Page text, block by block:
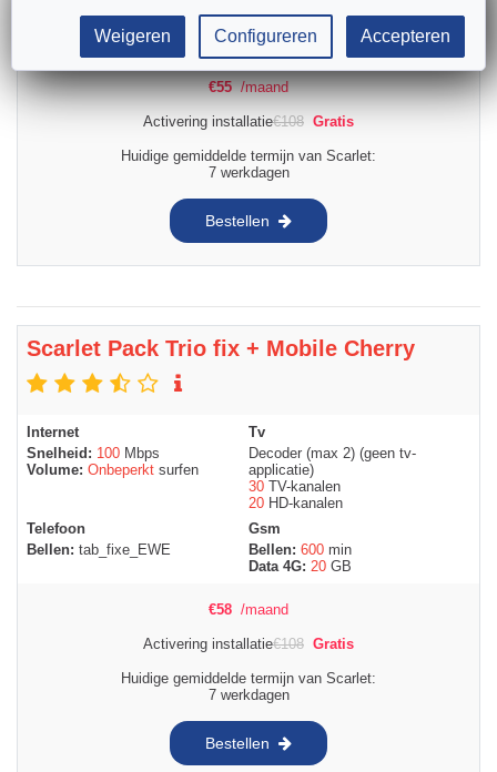
tab_fixe_EWE
Bellen:
Data 4G: 10
€55 /maand
Activering installatie€108 Gratis
Huidige gemiddelde termijn van Scarlet:
7 werkdagen
Bestellen
Scarlet Pack Trio fix + Mobile Cherry
Internet
Snelheid: 100 Mbps
Volume: Onbeperkt surfen
Tv
Decoder (max 2) (geen tv-
applicatie)
30 TV-kanalen
20 HD-kanalen
Telefoon
Bellen: tab_fixe_EWE
Gsm
Bellen: 600 min
Data 4G: 20 GB
€58 /maand
Activering installatie€108 Gratis
Huidige gemiddelde termijn van Scarlet:
7 werkdagen
Bestellen
Weigeren Configureren Accepteren